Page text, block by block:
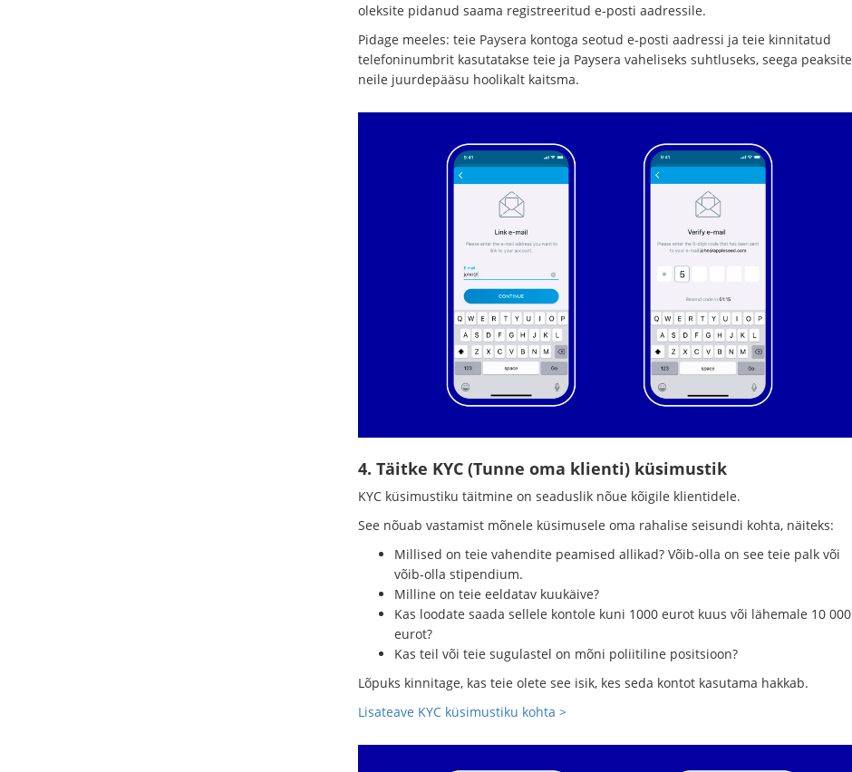
oleksite pidanud saama registreeritud e-posti aadressile.
Pidage meeles: teie Paysera kontoga seotud e-posti aadressi ja teie kinnitatud
telefoninumbrit kasutatakse teie ja Paysera vaheliseks suhtluseks, seega peaksite
neile juurdepääsu hoolikalt kaitsma.
4. Täitke KYC (Tunne oma klienti) küsimustik
KYC küsimustiku täitmine on seaduslik nõue kõigile klientidele.
See nõuab vastamist mõnele küsimusele oma rahalise seisundi kohta, näiteks:
Millised on teie vahendite peamised allikad? Võib-olla on see teie palk või
võib-olla stipendium.
Milline on teie eeldatav kuukäive?
Kas loodate saada sellele kontole kuni 1000 eurot kuus või lähemale 10 000
eurot?
Kas teil või teie sugulastel on mõni poliitiline positsioon?
Lõpuks kinnitage, kas teie olete see isik, kes seda kontot kasutama hakkab.
Lisateave KYC küsimustiku kohta >